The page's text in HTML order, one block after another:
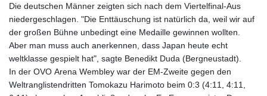
Die deutschen Männer zeigten sich nach dem Viertelfinal-Aus
niedergeschlagen. "Die Enttäuschung ist natürlich da, weil wir auf
der großen Bühne unbedingt eine Medaille gewinnen wollten.
Aber man muss auch anerkennen, dass Japan heute echt
weltklasse gespielt hat", sagte Benedikt Duda (Bergneustadt).
In der OVO Arena Wembley war der EM-Zweite gegen den
Weltranglistendritten Tomokazu Harimoto beim 0:3 (4:11, 4:11,